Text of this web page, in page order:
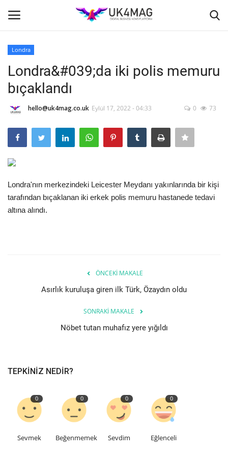
Ana Sayfa
İş Platformu
TVNET
TOPLUM
Londra
Kültür - Sanat
Firma Rehberi
Londra
Londra&#039;da iki polis memuru
bıçaklandı
hello@uk4mag.co.uk Eylül 17, 2022 - 04:33 0 73
Londra'nın merkezindeki Leicester Meydanı yakınlarında bir kişi
tarafından bıçaklanan iki erkek polis memuru hastanede tedavi
altına alındı.
ÖNCEKI MAKALE
Asırlık kuruluşa giren ilk Türk, Özaydın oldu
SONRAKI MAKALE
Nöbet tutan muhafız yere yığıldı
TEPKINIZ NEDIR?
0
Sevmek
0
Beğenmemek
0
Sevdim
0
Eğlenceli